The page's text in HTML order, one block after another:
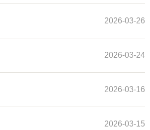
2026-03-26
2026-03-24
2026-03-16
2026-03-15